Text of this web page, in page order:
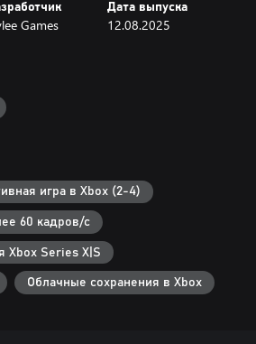
Games
Дата выпуска
12.08.2025
игра в Xbox (2-4)
60 кадров/с
Xbox Series X|S
Облачные сохранения в Xbox